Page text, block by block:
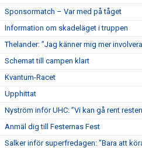
Sponsormatch – Var med på tåget
Information om skadeläget i truppen
Thelander: ”Jag känner mig mer
Schemat till campen klart
Kvantum-Racet
Upphittat
Nyström inför UHC: ”Vi kan gå rent
Anmäl dig till Festernas Fest
Salker inför superfredagen: ”Bara att